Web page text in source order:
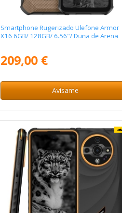
Smartphone Rugerizado Ulefone Armor
X16 6GB/ 128GB/ 6.56"/ Duna de Arena
209,00 €
Avísame